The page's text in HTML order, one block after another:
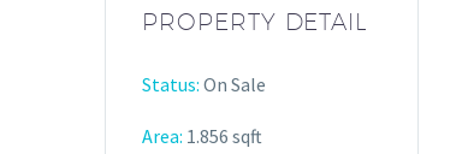
PROPERTY DETAIL
Status: On Sale
Area: 1.856 sqft